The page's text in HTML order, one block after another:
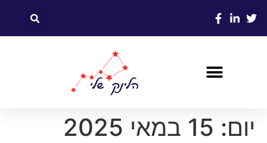
יום: 15 במאי 2025